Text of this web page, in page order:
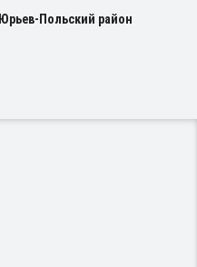
Юрьев-Польский район